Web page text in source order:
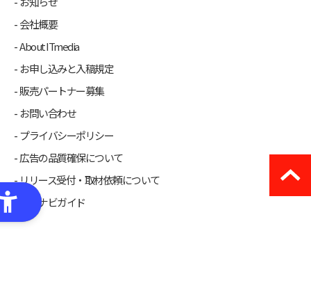
会社概要
About ITmedia
お申し込みと入稿規定
販売パートナー募集
お問い合わせ
プライバシーポリシー
広告の品質確保について
リリース受付・取材依頼について
発注ナビガイド